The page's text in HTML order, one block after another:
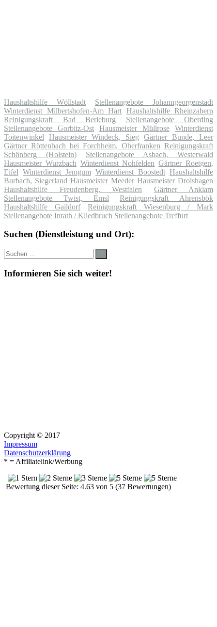
Haushaltshilfe Wöllstadt
Stellenangebote Johanngeorgenstadt
Winterdienst Milbertshofen-Am Hart Haushaltshilfe Rheinzabern
Reinigungskraft Bad Berleburg
Stellenangebote Oberding
Stellenangebote Gorbitz-Ost
Hausmeister Müllrose
Winterdienst
Toitenwinkel
Hausmeister Windeck, Sieg
Gärtner Bunde, Leer
Gärtner Röttenbach bei Forchheim, Oberfranken Reinigungskraft
Schönberg (Holstein)
Stellenangebote Asbach, Westerwald
Hausmeister Wurzbach Winterdienst Nohfelden Gärtner Roetgen,
Eifel Winterdienst Jemgum Winterdienst Boostedt Haushaltshilfe
Burbach, Siegerland Hausmeister Meeder Hausmeister Drolshagen
Haushaltshilfe Freudenberg, Westfalen
Gärtner Anklam
Stellenangebote Twist, Emsl
Reinigungskraft Ahrensbök
Haushaltshilfe Gaildorf
Reinigungskraft Wiesenburg / Mark
Stellenangebote Inrath / Kliedbruch Stellenangebote Treffurt
Suchen (Dienstleistung und Ort):
Suche
nach:
Informieren Sie sich weiter!
Copyright © 2017
Impressum
Datenschutzerklärung
* = Affiliatelink/Werbung
Bewertung dieser Seite: 4.63 von 5 (37 Bewertungen)